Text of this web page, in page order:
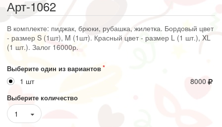
Арт-1062
В комплекте: пиджак, брюки, рубашка, жилетка. Бордовый цвет
- размер S (1шт), M (1шт). Красный цвет - размер L (1 шт.), XL
(1 шт.). Залог 16000р.
Выберите один из вариантов
1 шт 8000
Выберите количество
1